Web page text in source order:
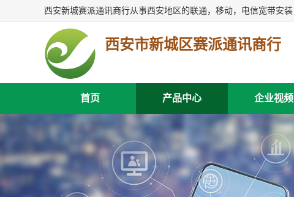
西安市新城区赛派通讯商行
首页 产品中心 企业视频